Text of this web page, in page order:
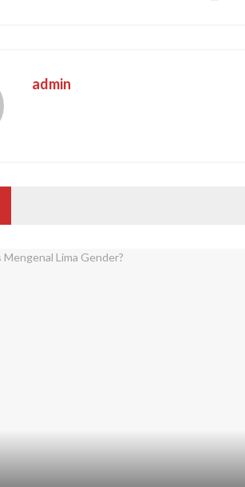
admin